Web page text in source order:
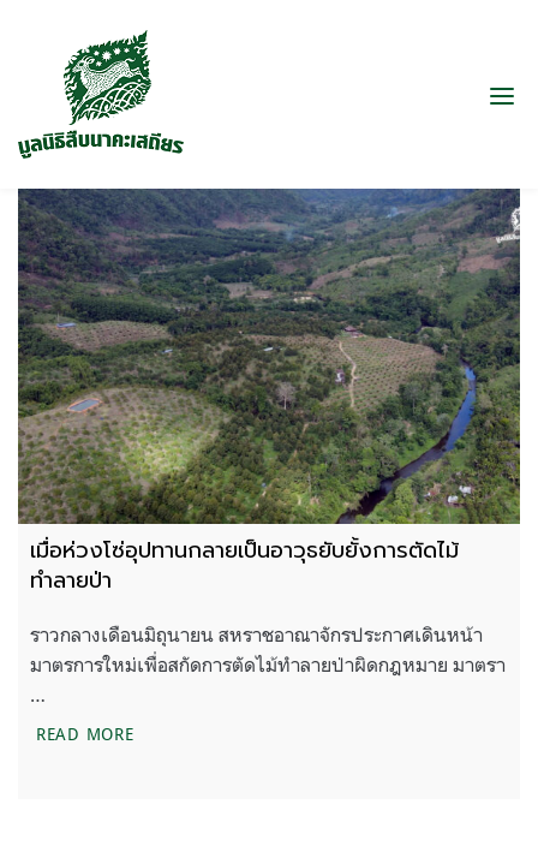
เมื่อห่วงโซ่อุปทานกลายเป็นอาวุธยับยั้งการตัดไม้
ทำลายป่า
ราวกลางเดือนมิถุนายน สหราชอาณาจักรประกาศเดินหน้า
มาตรการใหม่เพื่อสกัดการตัดไม้ทำลายป่าผิดกฎหมาย มาตรา
…
READ MOREเมื่อห่วงโซ่อุปทานกลายเป็นอาวุธยับยั้งการตัดไม้ทำลา